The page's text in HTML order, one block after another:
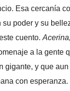
Esa cercanía
su poder y su
cuento.
a la gente
gigante, y que aun
con esperanza.